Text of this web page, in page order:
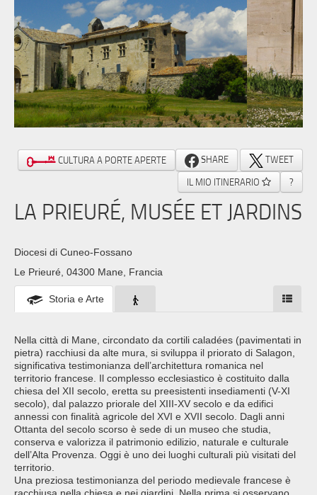
CULTURA A PORTE APERTE SHARE
TWEET
IL MIO ITINERARIO
?
LA PRIEURÉ, MUSÉE ET JARDINS
Diocesi di Cuneo-Fossano
Le Prieuré, 04300 Mane, Francia
Storia e Arte
Nella città di Mane, circondato da cortili caladées (pavimentati in
pietra) racchiusi da alte mura, si sviluppa il priorato di Salagon,
significativa testimonianza dell’architettura romanica nel
territorio francese. Il complesso ecclesiastico è costituito dalla
chiesa del XII secolo, eretta su preesistenti insediamenti (V-XI
secolo), dal palazzo priorale del XIII-XV secolo e da edifici
annessi con finalità agricole del XVI e XVII secolo. Dagli anni
Ottanta del secolo scorso è sede di un museo che studia,
conserva e valorizza il patrimonio edilizio, naturale e culturale
dell’Alta Provenza. Oggi è uno dei luoghi culturali più visitati del
territorio.
Una preziosa testimonianza del periodo medievale francese è